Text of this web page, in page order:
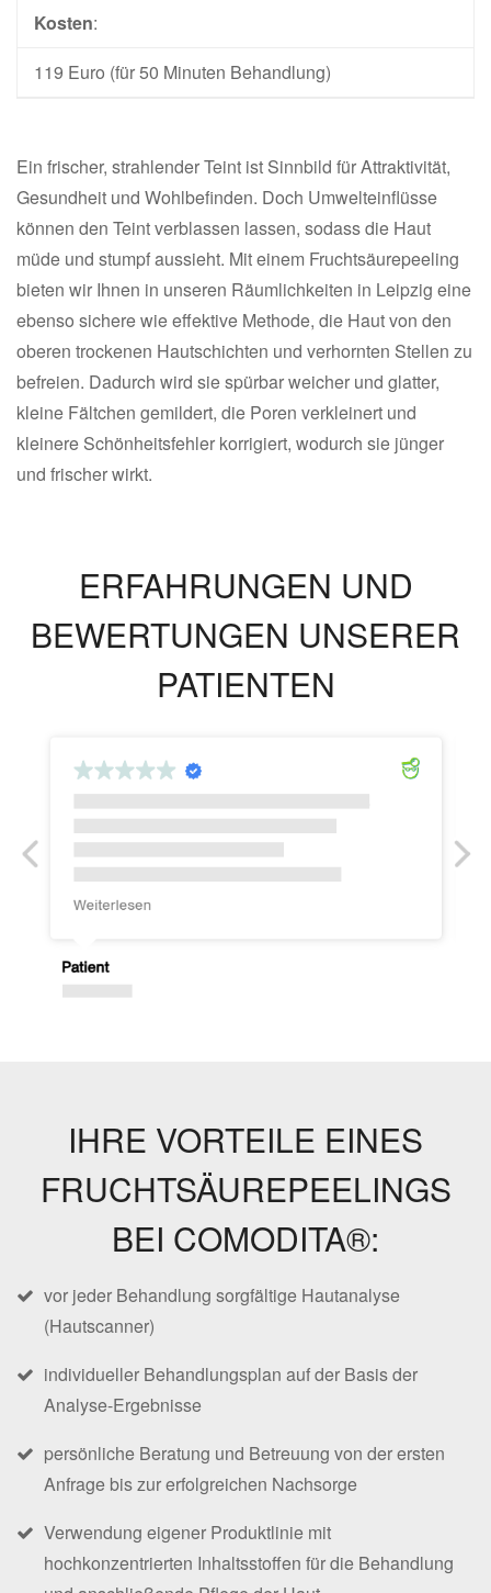
Kosten:
119 Euro (für 50 Minuten Behandlung)
Ein frischer, strahlender Teint ist Sinnbild für Attraktivität,
Gesundheit und Wohlbefinden. Doch Umwelteinflüsse
können den Teint verblassen lassen, sodass die Haut
müde und stumpf aussieht. Mit einem Fruchtsäurepeeling
bieten wir Ihnen in unseren Räumlichkeiten in Leipzig eine
ebenso sichere wie effektive Methode, die Haut von den
oberen trockenen Hautschichten und verhornten Stellen zu
befreien. Dadurch wird sie spürbar weicher und glatter,
kleine Fältchen gemildert, die Poren verkleinert und
kleinere Schönheitsfehler korrigiert, wodurch sie jünger
und frischer wirkt.
ERFAHRUNGEN UND
BEWERTUNGEN UNSERER
PATIENTEN
IHRE VORTEILE EINES
FRUCHTSÄUREPEELINGS
BEI COMODITA®:
vor jeder Behandlung sorgfältige Hautanalyse
(Hautscanner)
individueller Behandlungsplan auf der Basis der
Analyse-Ergebnisse
persönliche Beratung und Betreuung von der ersten
Anfrage bis zur erfolgreichen Nachsorge
Verwendung eigener Produktlinie mit
hochkonzentrierten Inhaltsstoffen für die Behandlung